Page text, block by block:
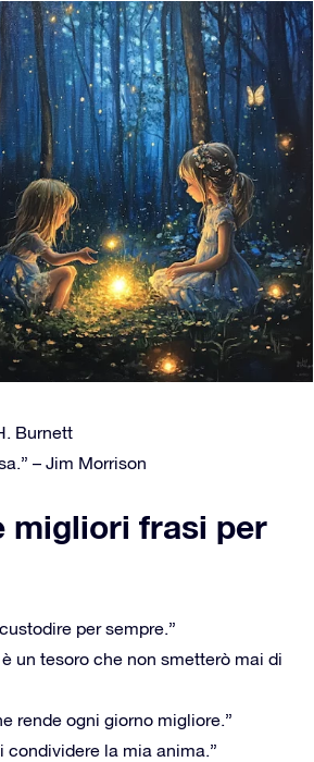
Burnett
– Jim Morrison
migliori frasi per
per sempre.”
un tesoro che non smetterò mai di
rende ogni giorno migliore.”
condividere la mia anima.”